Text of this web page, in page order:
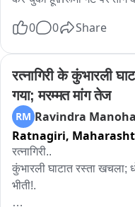
0 0 Share
रत्नागिरी के कुंभारली
गया; मरम्मत मांग तेज
RM Ravindra
Ratnagiri,
रत्नागिरी..
कुंभारली घाटात रस्ता खचला;
भीती!.